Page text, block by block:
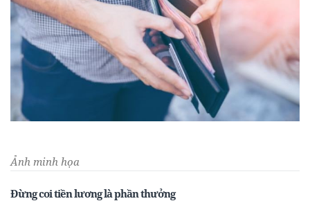
Ảnh minh họa
Đừng coi tiền lương là phần thưởng